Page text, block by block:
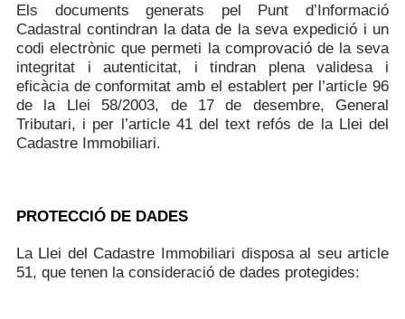
Els documents generats pel Punt d’Informació
Cadastral contindran la data de la seva expedició i un
codi electrònic que permeti la comprovació de la seva
integritat i autenticitat, i tindran plena validesa i
eficàcia de conformitat amb el establert per l’article 96
de la Llei 58/2003, de 17 de desembre, General
Tributari, i per l’article 41 del text refós de la Llei del
Cadastre Immobiliari.
PROTECCIÓ DE DADES
La Llei del Cadastre Immobiliari disposa al seu article
51, que tenen la consideració de dades protegides: